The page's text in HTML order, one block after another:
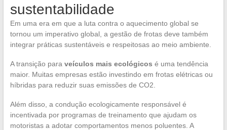
sustentabilidade
Em uma era em que a luta contra o aquecimento global se
tornou um imperativo global, a gestão de frotas deve também
integrar práticas sustentáveis e respeitosas ao meio ambiente.
A transição para veículos mais ecológicos é uma tendência
maior. Muitas empresas estão investindo em frotas elétricas ou
híbridas para reduzir suas emissões de CO2.
Além disso, a condução ecologicamente responsável é
incentivada por programas de treinamento que ajudam os
motoristas a adotar comportamentos menos poluentes. A